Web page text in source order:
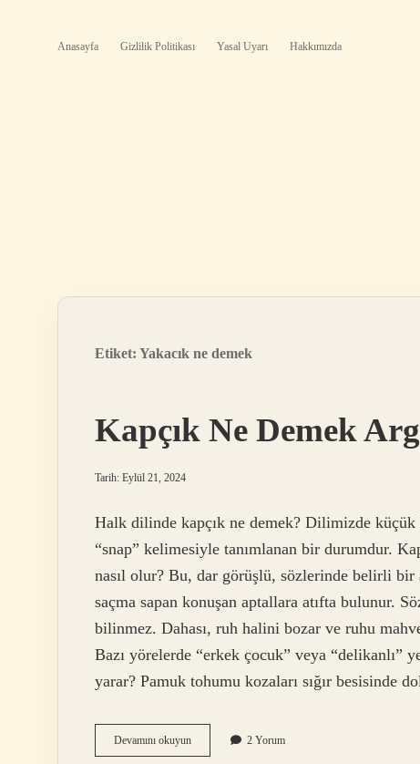
Anasayfa Gizlilik Politikası Yasal Uyarı Hakkımızda
Etiket: Yakacık ne demek
Kapçık Ne Demek
Tarih: Eylül 21, 2024
Halk dilinde kapçık ne demek? Dilimizde
“snap” kelimesiyle tanımlanan bir durumdur.
nasıl olur? Bu, dar görüşlü, sözlerinde belirli bir
saçma sapan konuşan aptallara atıfta bulunur.
bilinmez. Dahası, ruh halini bozar ve ruhu
Bazı yörelerde “erkek çocuk” veya “delikanlı”
yarar? Pamuk tohumu kozaları sığır besisinde
Devamını okuyunKapçık
Ne
2 Yorum